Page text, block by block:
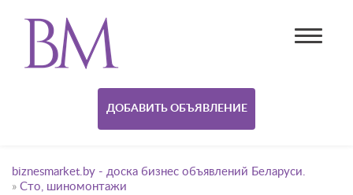
ДОБАВИТЬ ОБЪЯВЛЕНИЕ
biznesmarket.by - доска бизнес объявлений Беларуси.
» Сто, шиномонтажи